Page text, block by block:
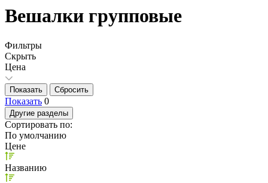
Вешалки групповые
Фильтры
Скрыть
Цена
Показать 0
Другие разделы
Сортировать по:
По умолчанию
Цене
Названию